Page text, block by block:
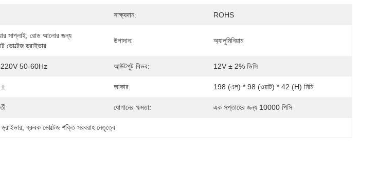
সাক্ষ্যদান: ROHS
সাপ্লাই, রোড আলোর জন্য
ভোল্টেজ ড্রাইভার
উপাদান: অ্যালুমিনিয়াম
50-60Hz আউটপুট বিভব: 12V ± 2% ডিসি
আকার: 198 (এল) * 98 (ওয়াট) * 42 (H) মিমি
যোগানের ক্ষমতা: এক সপ্তাহের জন্য 10000 পিসি
ধ্রুবক ভোল্টেজ শক্তি সরবরাহ নেতৃত্বে